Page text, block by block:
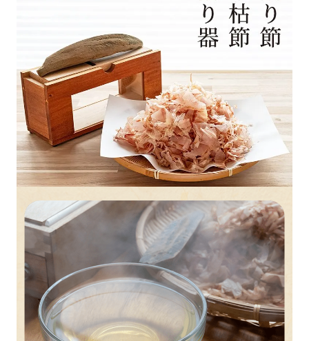
キャンペーン情報
読み物
法人様向け
お客様ページ
カートを見る
新規会員登録
会員ページにログイン
お買い物ガイド
よくあるご質問